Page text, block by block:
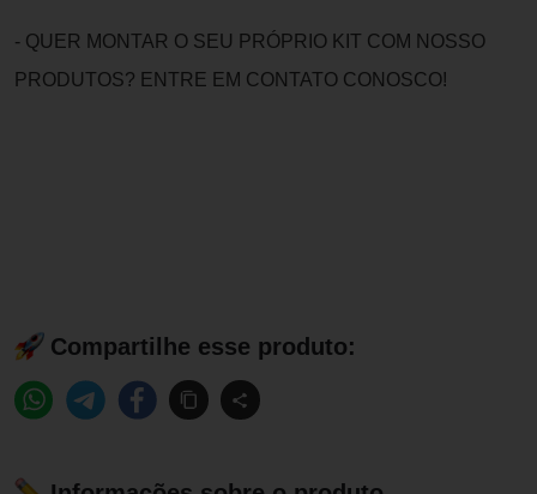
- QUER MONTAR O SEU PRÓPRIO KIT COM NOSSO
PRODUTOS? ENTRE EM CONTATO CONOSCO!
Compartilhe esse produto: